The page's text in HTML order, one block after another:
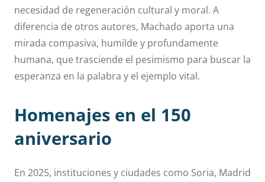
necesidad de regeneración cultural y moral. A
diferencia de otros autores, Machado aporta una
mirada compasiva, humilde y profundamente
humana, que trasciende el pesimismo para buscar la
esperanza en la palabra y el ejemplo vital.
Homenajes en el 150
aniversario
En 2025, instituciones y ciudades como Soria, Madrid